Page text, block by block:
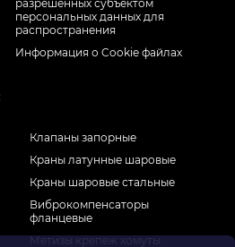
разрешенных субъектом
персональных данных для
распространения
Информация о Cookie файлах
Клапаны запорные
Краны латунные шаровые
Краны шаровые стальные
Виброкомпенсаторы
фланцевые
Метизы крепеж хомуты